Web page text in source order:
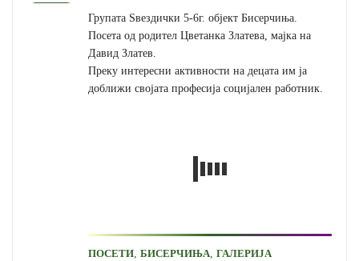
Групата Ѕвездички 5-6г. објект Бисерчиња.
Посета од родител Цветанка Златева, мајка на
Давид Златев.
Преку интересни активности на децата им ја
доближи својата професија социјален работник.
ПОСЕТИ,БИСЕРЧИЊА,ГАЛЕРИЈА